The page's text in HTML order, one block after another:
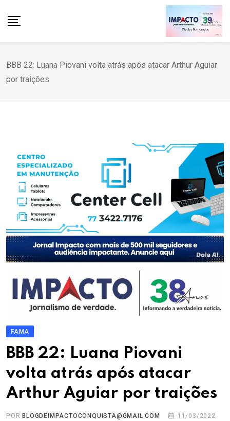
BBB 22: Luana Piovani volta atrás após atacar Arthur Aguiar
por traições
FAMA
BBB 22: Luana Piovani
volta atrás após atacar
Arthur Aguiar por traições
POR BLOGDEIMPACTOCONQUISTA@GMAIL.COM
11/03/2022